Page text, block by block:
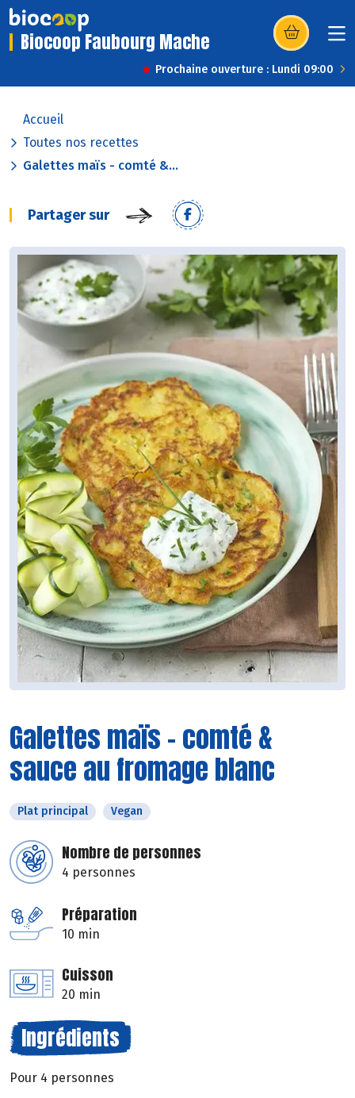
Biocoop Faubourg Mache (s’ouvre dans
Prochaine ouverture : Lundi 09:00
Accueil
Toutes nos recettes
Galettes maïs - comté &...
Partager sur
Galettes maïs - comté &
sauce au fromage blanc
Plat principal Vegan
Nombre de personnes
4 personnes
Préparation
10 min
Cuisson
20 min
Ingrédients
Pour 4 personnes